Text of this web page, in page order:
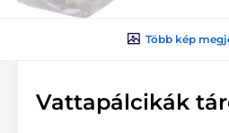
Több kép
Vattapálcikák